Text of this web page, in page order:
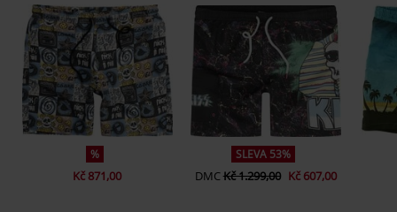
Pohlaví
Muži
Germany
info@license-factory.biz
%
Kč 871,00
SLEVA 53%
DMCKč 1.299,00 Kč 607,00